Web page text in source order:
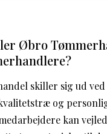
Øbro
skiller sig ud ved
og
kan